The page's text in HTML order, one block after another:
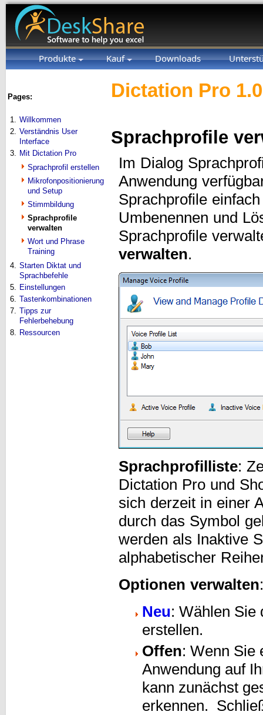
Produkte Kauf Downloads
Pages:
1. Willkommen
2. Verständnis User
Interface
3. Mit Dictation Pro
Sprachprofil erstellen
Mikrofonpositionierung
und Setup
Stimmbildung
Sprachprofile
verwalten
Wort und Phrase
Training
4. Starten Diktat und
Sprachbefehle
5. Einstellungen
6. Tastenkombinationen
7. Tipps zur
Fehlerbehebung
8. Ressourcen
Dictation Pro
Sprachprofile
Im Dialog
Anwendung
Sprachprofile
Umbenennen und
Sprachprofile
verwalten.
Sprachprofilliste:
Dictation Pro und
sich derzeit in einer
durch das Symbol
werden als Inaktive
alphabetischer
Optionen verwalten:
Neu: Wählen Sie
erstellen.
Offen: Wenn Sie
Anwendung auf
kann zunächst
erkennen.